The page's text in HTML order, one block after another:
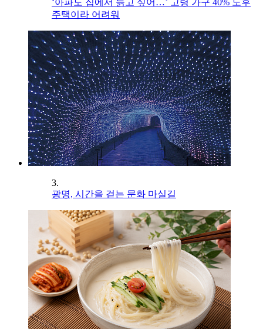
‘아파도 집에서 늙고 싶어…’ 고령 가구 40% 노후
주택이라 어려워
3.
광명, 시간을 걷는 문화 마실길